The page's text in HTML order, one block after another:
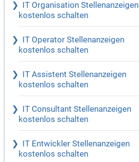
IT Organisation Stellenanzeigen
kostenlos schalten
IT Operator Stellenanzeigen
kostenlos schalten
IT Assistent Stellenanzeigen
kostenlos schalten
IT Consultant Stellenanzeigen
kostenlos schalten
IT Entwickler Stellenanzeigen
kostenlos schalten